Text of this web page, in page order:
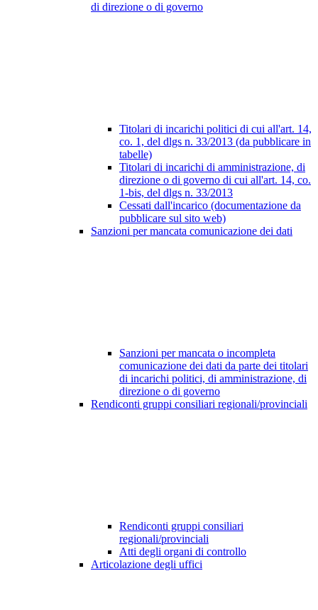
di direzione o di governo
Titolari di incarichi politici di cui all'art. 14,
co. 1, del dlgs n. 33/2013 (da pubblicare in
tabelle)
Titolari di incarichi di amministrazione, di
direzione o di governo di cui all'art. 14, co.
1-bis, del dlgs n. 33/2013
Cessati dall'incarico (documentazione da
pubblicare sul sito web)
Sanzioni per mancata comunicazione dei dati
Sanzioni per mancata o incompleta
comunicazione dei dati da parte dei titolari
di incarichi politici, di amministrazione, di
direzione o di governo
Rendiconti gruppi consiliari regionali/provinciali
Rendiconti gruppi consiliari
regionali/provinciali
Atti degli organi di controllo
Articolazione degli uffici